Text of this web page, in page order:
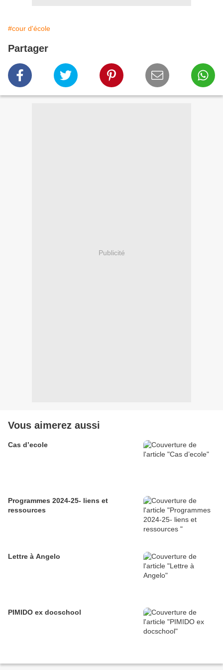
#cour d'école
Partager
Publicité
Vous aimerez aussi
Cas d’ecole
Programmes 2024-25- liens et
ressources
Lettre à Angelo
PIMIDO ex docschool